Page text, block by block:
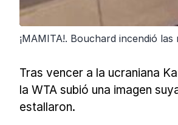
¡MAMITA!. Bouchard incendió
Tras vencer a la ucraniana
la WTA subió una imagen
estallaron.